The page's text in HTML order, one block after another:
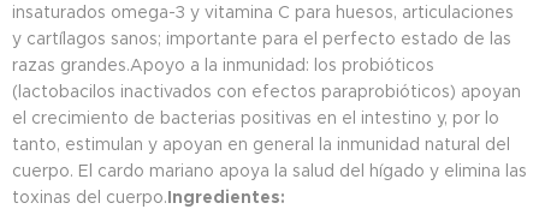
insaturados omega-3 y vitamina C para huesos, articulaciones
y cartílagos sanos; importante para el perfecto estado de las
razas grandes.Apoyo a la inmunidad: los probióticos
(lactobacilos inactivados con efectos paraprobióticos) apoyan
el crecimiento de bacterias positivas en el intestino y, por lo
tanto, estimulan y apoyan en general la inmunidad natural del
cuerpo. El cardo mariano apoya la salud del hígado y elimina las
toxinas del cuerpo.Ingredientes: